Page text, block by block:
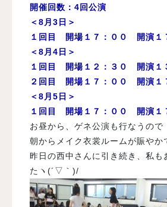
開催回数：4回公演
＜8月3日＞
１回目 開場１７：００ 開演１
＜8月4日＞
１回目 開場１２：３０ 開演１
２回目 開場１７：００ 開演１
＜8月5日＞
１回目 開場１７：００ 開演１
お昼から、ゲネ公演も行なうので
朝からメイク衣裳ルームが賑やか
昨日の西中さんに引き続き、私も
たヽ(´▽｀)/